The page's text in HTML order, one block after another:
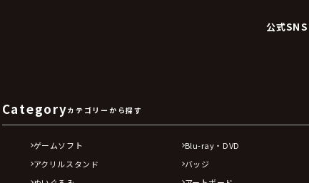
公式SNS
Categoryカテゴリーから探す
ゲームソフト Blu-ray・DVD
アクリルスタンド
バッジ